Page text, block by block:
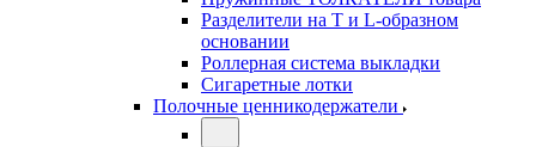
Разделители на Т и L-образном
основании
Роллерная система выкладки
Сигаретные лотки
Полочные ценникодержатели